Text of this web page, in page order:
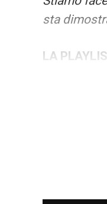
sta
LA